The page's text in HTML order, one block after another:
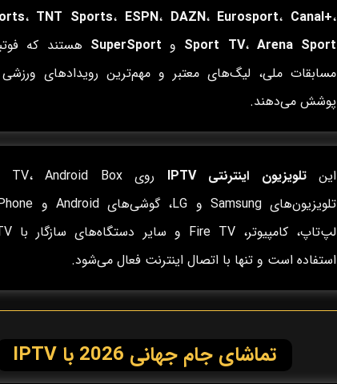
، TNT Sports، ESPN، DAZN، Eurosport، Canal+،
Sport TV، Arena Sport و SuperSport هستند که
مسابقات ملی، لیگ‌های معتبر و مهم‌ترین رویدادهای
پوشش می‌دهند.
اینتلویزیون اینترنتی IPTV
استفاده است و تنها با اتصال اینترنت فعال می‌شود.
تماشای جام جهانی 2026 با IPTV